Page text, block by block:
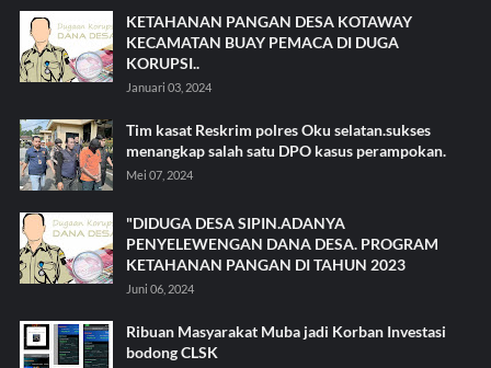
KETAHANAN PANGAN DESA KOTAWAY
KECAMATAN BUAY PEMACA DI DUGA
KORUPSI..
Januari 03, 2024
Tim kasat Reskrim polres Oku selatan.sukses
menangkap salah satu DPO kasus perampokan.
Mei 07, 2024
"DIDUGA DESA SIPIN.ADANYA
PENYELEWENGAN DANA DESA. PROGRAM
KETAHANAN PANGAN DI TAHUN 2023
Juni 06, 2024
Ribuan Masyarakat Muba jadi Korban Investasi
bodong CLSK